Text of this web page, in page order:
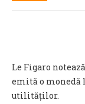
Le Figaro
emită o monedă
utilităților.